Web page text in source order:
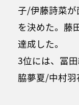
子/伊藤詩菜
を決めた。藤
達成した。
3位には、冨
脇夢夏/中村羽